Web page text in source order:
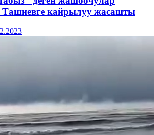
кайрылуу жасашты